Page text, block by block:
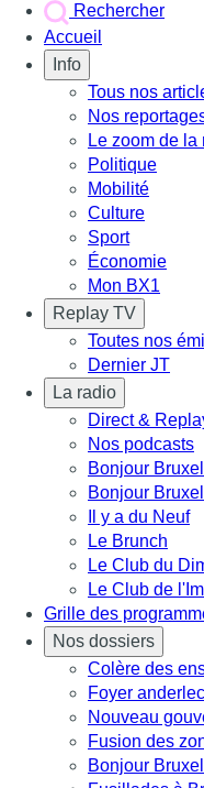
Rechercher
Accueil
Info
Tous nos
Nos
Le zoom de la
Politique
Mobilité
Culture
Sport
Économie
Mon BX1
Replay TV
Toutes nos
Dernier JT
La radio
Direct &
Nos podcasts
Bonjour
Bonjour
Il y a du Neuf
Le Brunch
Le Club du
Le Club de
Grille des
Nos dossiers
Colère des
Foyer
Nouveau
Fusion des
Bonjour